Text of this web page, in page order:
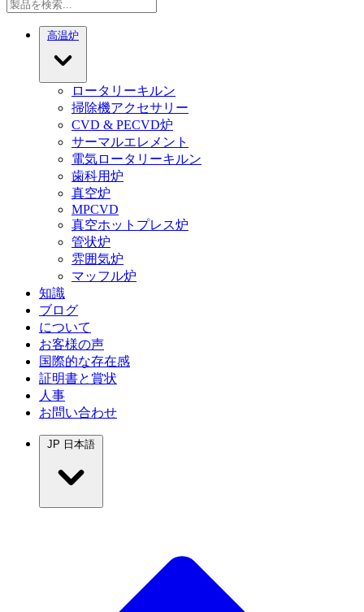
高温炉
ロータリーキルン
掃除機アクセサリー
CVD & PECVD炉
サーマルエレメント
電気ロータリーキルン
歯科用炉
真空炉
MPCVD
真空ホットプレス炉
管状炉
雰囲気炉
マッフル炉
知識
ブログ
について
お客様の声
国際的な存在感
証明書と賞状
人事
お問い合わせ
JP 日本語